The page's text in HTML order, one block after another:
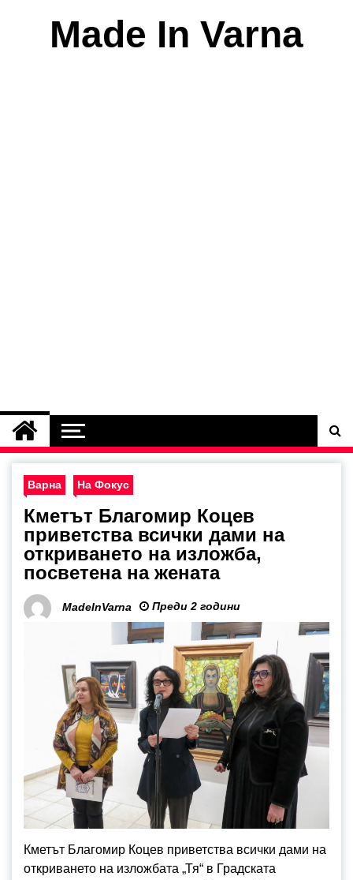
Made In Varna
Варна На Фокус
Кметът Благомир Коцев
приветства всички дами на
откриването на изложба,
посветена на жената
MadeInVarna Преди 2 години
Кметът Благомир Коцев приветства всички дами на
откриването на изложбата „Тя“ в Градската